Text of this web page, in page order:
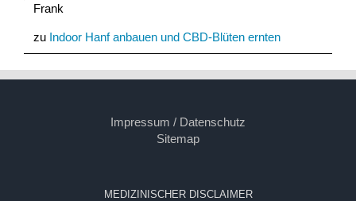
Frank
zu Indoor Hanf anbauen und CBD-Blüten ernten
Impressum / Datenschutz
Sitemap
MEDIZINISCHER DISCLAIMER